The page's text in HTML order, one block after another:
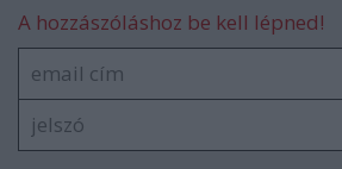
A hozzászóláshoz be kell lépned!